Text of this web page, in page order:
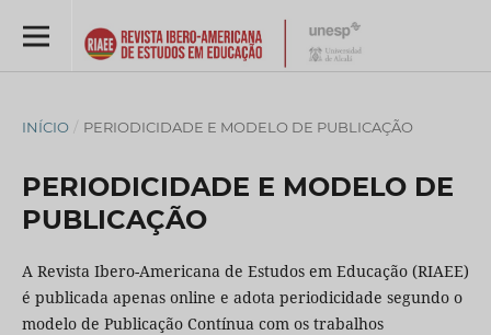
INÍCIO / PERIODICIDADE E MODELO DE PUBLICAÇÃO
PERIODICIDADE E MODELO DE
PUBLICAÇÃO
A Revista Ibero-Americana de Estudos em Educação (RIAEE)
é publicada apenas online e adota periodicidade segundo o
modelo de Publicação Contínua com os trabalhos